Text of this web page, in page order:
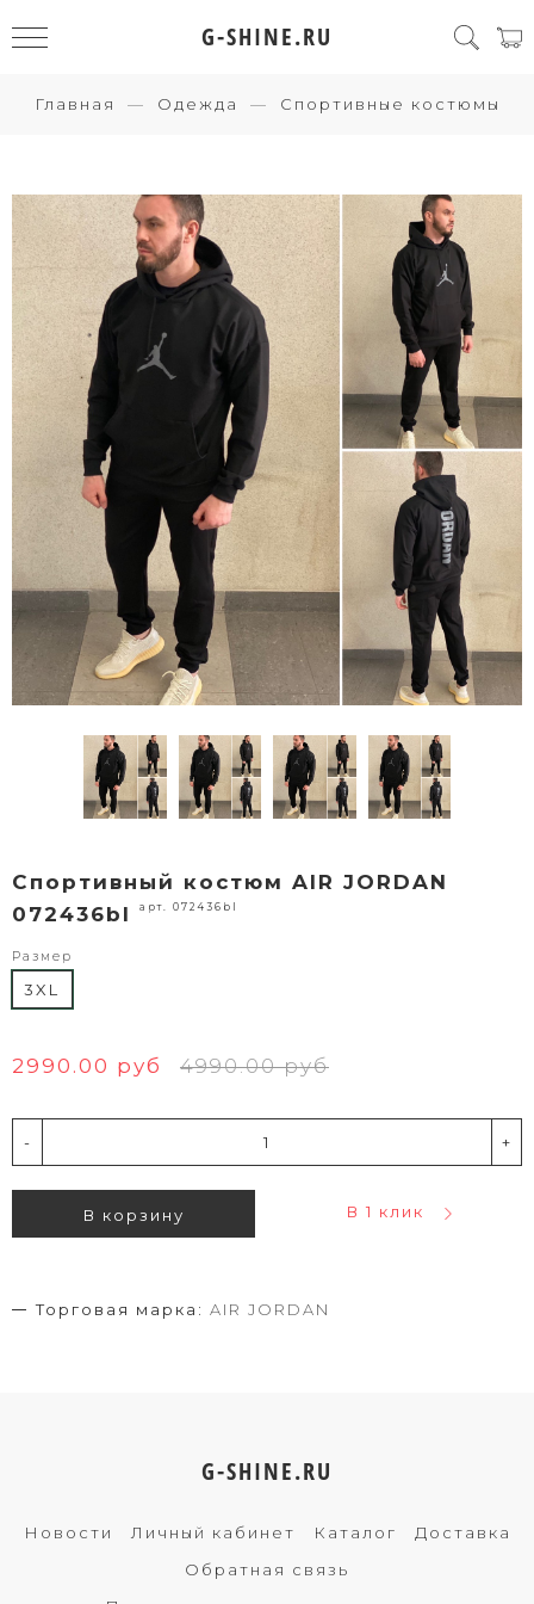
G-SHINE.RU
Главная Одежда Спортивные костюмы
Спортивный костюм AIR JORDAN
072436bl
арт. 072436bl
Размер
3XL
2990.00 руб 4990.00 руб
- +
В корзину В 1 клик
Торговая марка: AIR JORDAN
G-SHINE.RU
Новости Личный кабинет Каталог
Доставка
Обратная связь